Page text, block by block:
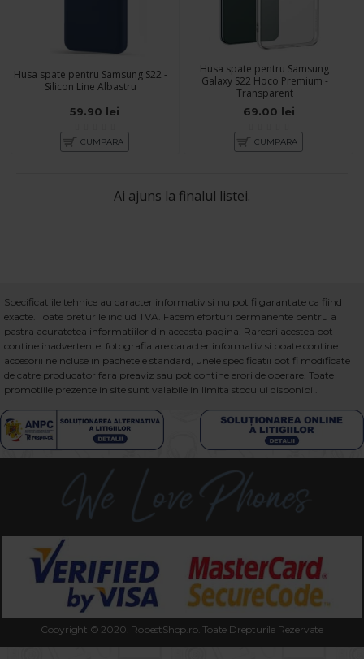
Husa spate pentru Samsung S22 -
Silicon Line Albastru
59.90 lei
CUMPARA
Husa spate pentru Samsung
Galaxy S22 Hoco Premium -
Transparent
69.00 lei
CUMPARA
Ai ajuns la finalul listei.
Specificatiile tehnice au caracter informativ si nu pot fi garantate ca fiind
exacte. Toate preturile includ TVA. Facem eforturi permanente pentru a
pastra acuratetea informatiilor din aceasta pagina. Rareori acestea pot
contine inadvertente: fotografia are caracter informativ si poate contine
accesorii neincluse in pachetele standard, unele specificatii pot fi modificate
de catre producator fara preaviz sau pot contine erori de operare. Toate
promotiile prezente in site sunt valabile in limita stocului disponibil.
Copyright © 2020. RobestShop.ro. Toate Drepturile Rezervate